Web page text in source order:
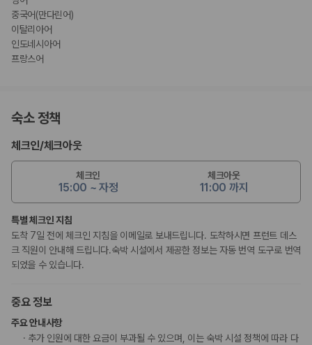
중국어(만다린어)
이탈리아어
인도네시아어
프랑스어
숙소 정책
체크인/체크아웃
체크인
15:00 ~ 자정
체크아웃
11:00 까지
특별 체크인 지침
도착 7일 전에 체크인 지침을 이메일로 보내드립니다. 도착하시면 프런트 데스
크 직원이 안내해 드립니다.숙박 시설에서 제공한 정보는 자동 번역 도구로 번역
되었을 수 있습니다.
중요 정보
주요 안내사항
추가 인원에 대한 요금이 부과될 수 있으며, 이는 숙박 시설 정책에 따라 다